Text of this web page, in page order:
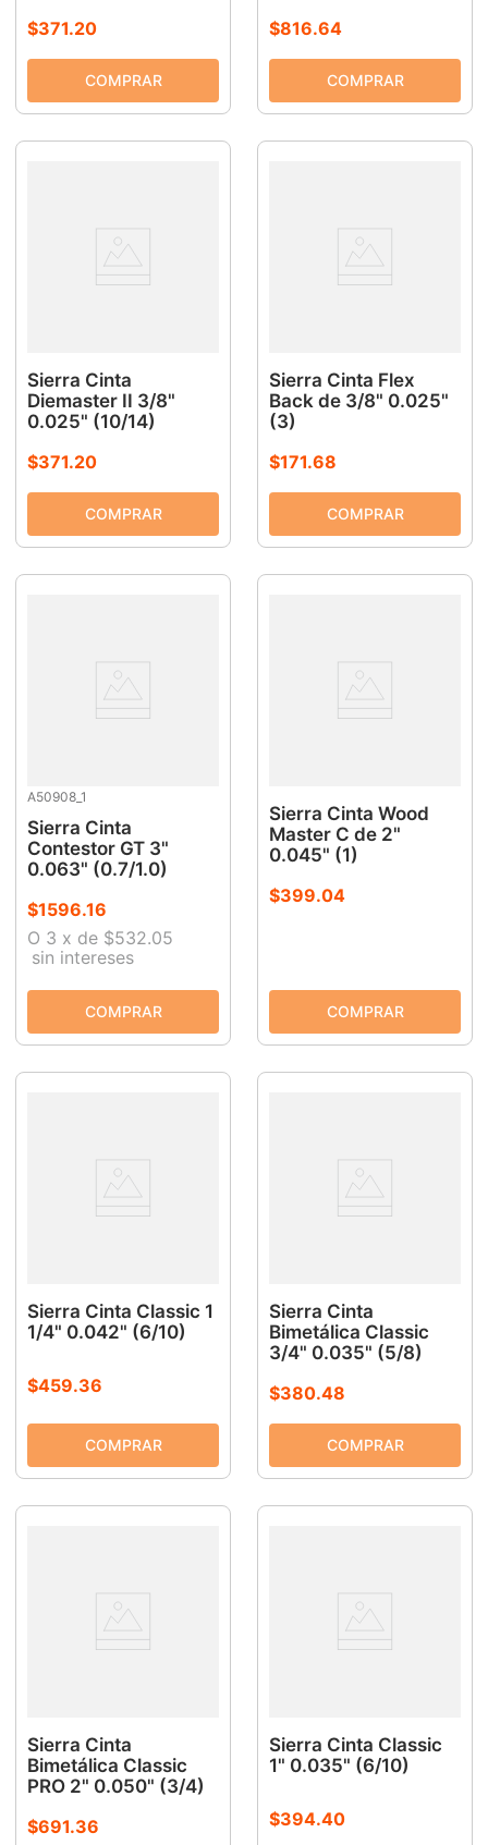
$371.20
$816.64
Sierra Cinta
Diemaster II 3/8"
0.025" (10/14)
$371.20
Sierra Cinta Flex
Back de 3/8" 0.025"
(3)
$171.68
A50908_1
Sierra Cinta
Contestor GT 3"
0.063" (0.7/1.0)
$1596.16
O 3 x de $532.05
sin intereses
Sierra Cinta Wood
Master C de 2"
0.045" (1)
$399.04
Sierra Cinta Classic 1
1/4" 0.042" (6/10)
$459.36
Sierra Cinta
Bimetálica Classic
3/4" 0.035" (5/8)
$380.48
Sierra Cinta
Bimetálica Classic
PRO 2" 0.050" (3/4)
$691.36
Sierra Cinta Classic
1" 0.035" (6/10)
$394.40